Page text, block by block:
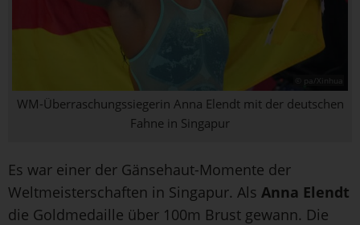
© pa/Xinhua
WM-Überraschungssiegerin Anna Elendt mit der deutschen
Fahne in Singapur
Es war einer der Gänsehaut-Momente der
Weltmeisterschaften in Singapur. Als Anna Elendt
die Goldmedaille über 100m Brust gewann. Die